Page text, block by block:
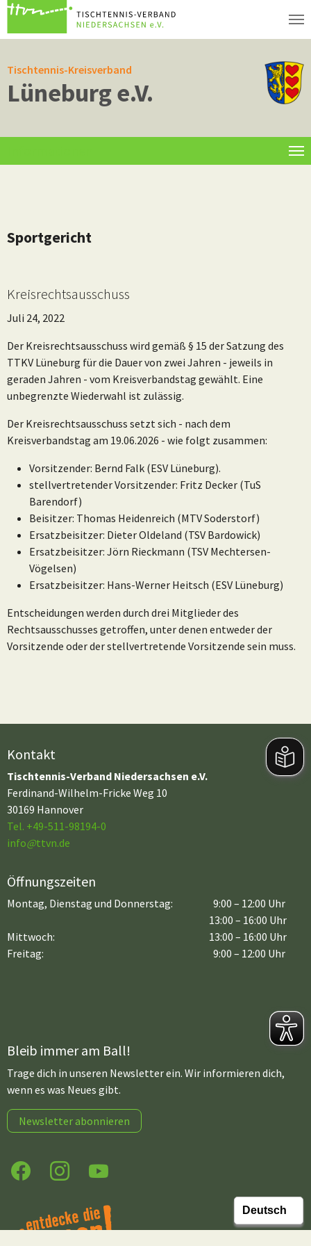
Tischtennis-Kreisverband
Lüneburg e.V.
Sportgericht
Kreisrechtsausschuss
Juli 24, 2022
Der Kreisrechtsausschuss wird gemäß § 15 der Satzung des
TTKV Lüneburg für die Dauer von zwei Jahren - jeweils in
geraden Jahren - vom Kreisverbandstag gewählt. Eine
unbegrenzte Wiederwahl ist zulässig.
Der Kreisrechtsausschuss setzt sich - nach dem
Kreisverbandstag am 19.06.2026 - wie folgt zusammen:
Vorsitzender: Bernd Falk (ESV Lüneburg).
stellvertretender Vorsitzender: Fritz Decker (TuS
Barendorf)
Beisitzer: Thomas Heidenreich (MTV Soderstorf)
Ersatzbeisitzer: Dieter Oldeland (TSV Bardowick)
Ersatzbeisitzer: Jörn Rieckmann (TSV Mechtersen-
Vögelsen)
Ersatzbeisitzer: Hans-Werner Heitsch (ESV Lüneburg)
Entscheidungen werden durch drei Mitglieder des
Rechtsausschusses getroffen, unter denen entweder der
Vorsitzende oder der stellvertretende Vorsitzende sein muss.
Kontakt
Tischtennis-Verband Niedersachsen e.V.
Ferdinand-Wilhelm-Fricke Weg 10
30169 Hannover
Tel. +49-511-98194-0
info@ttvn.de
Öffnungszeiten
Montag, Dienstag und Donnerstag:
9:00 – 12:00 Uhr
13:00 – 16:00 Uhr
Mittwoch:
Freitag:
13:00 – 16:00 Uhr
9:00 – 12:00 Uhr
Bleib immer am Ball!
Trage dich in unseren Newsletter ein. Wir informieren dich,
wenn es was Neues gibt.
Newsletter abonnieren